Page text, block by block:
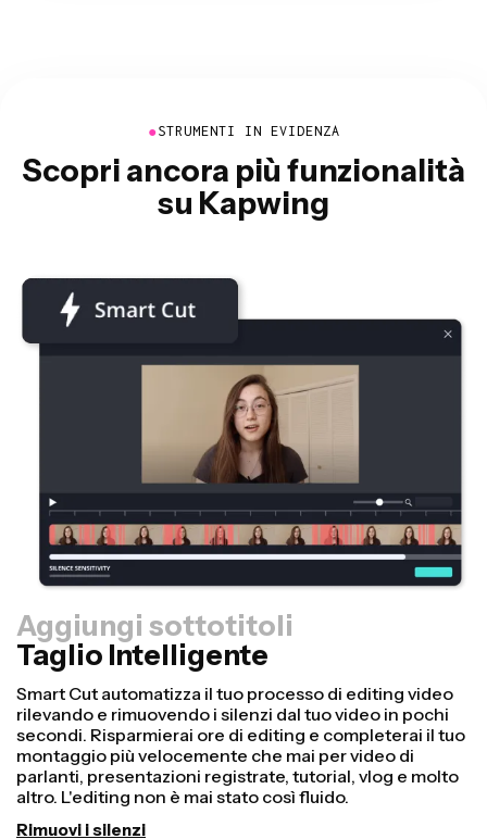
●STRUMENTI IN EVIDENZA
Scopri ancora più funzionalità
su Kapwing
Aggiungi sottotitoli
Taglio Intelligente
Ridimensionatore
Riutilizza i video più velocemente e rendili più
professionali con la nostra funzione Resize Canvas! In
pochi clic, puoi prendere un singolo video e adattarlo
alle dimensioni giuste per ogni altra piattaforma, che sia
TikTok, YouTube, Instagram, Twitter, Linkedin o qualsiasi
altro posto.